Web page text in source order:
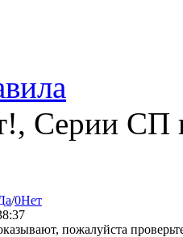
Серии СП
/0Нет
пожалуйста